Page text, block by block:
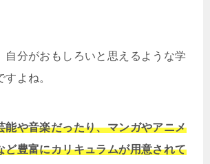
自分がおもしろいと思えるような学
よね。
能や音楽だったり、マンガやアニメ
ど豊富にカリキュラムが用意されて